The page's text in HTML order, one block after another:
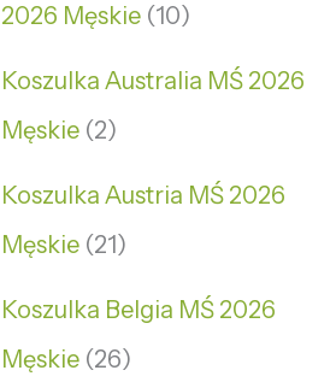
2026 Męskie 10
Koszulka Australia MŚ 2026
Męskie 2
Koszulka Austria MŚ 2026
Męskie 21
Koszulka Belgia MŚ 2026
Męskie 26